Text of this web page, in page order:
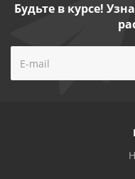
Будьте в курсе!